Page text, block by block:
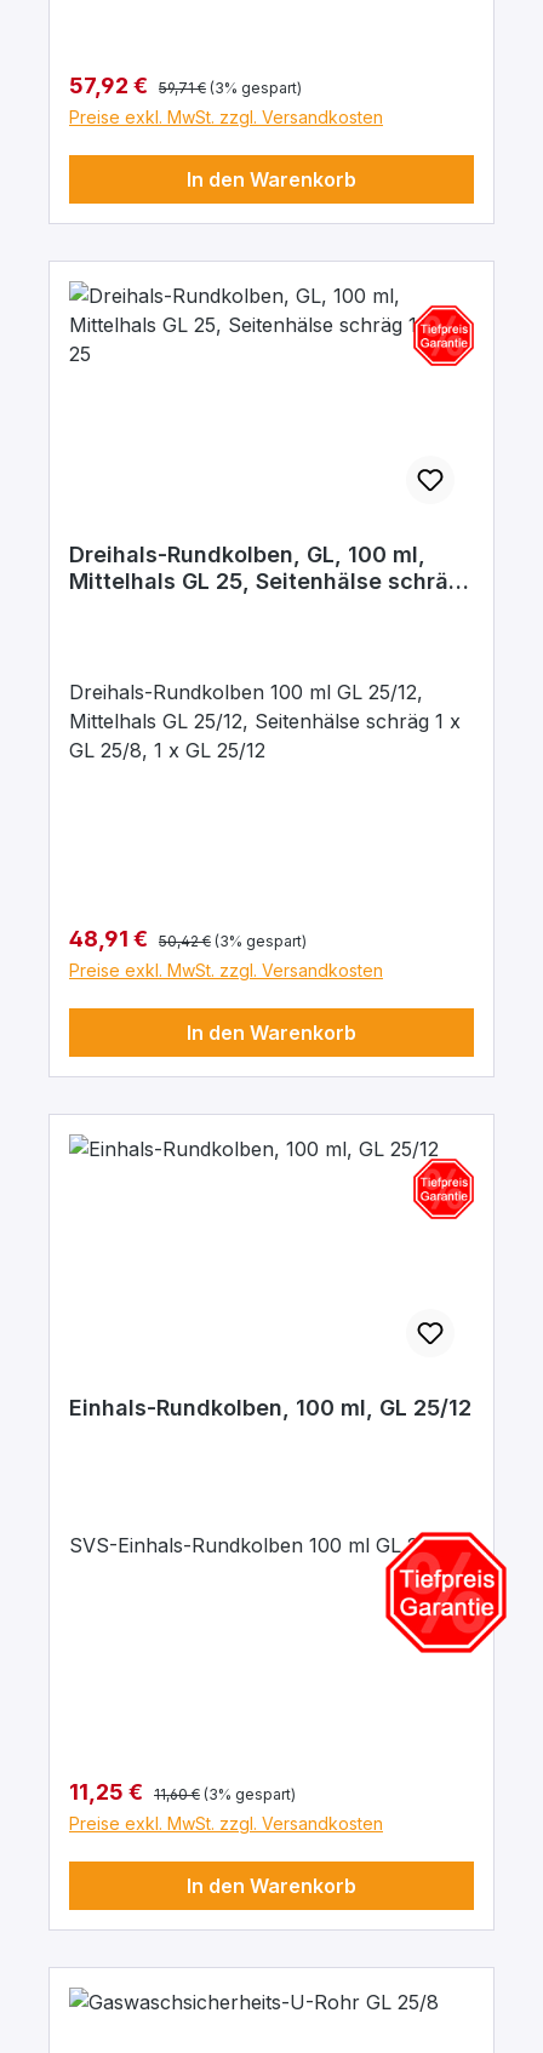
Verkaufspreis:
57,92 € Regulärer Preis:
59,71 € (3% gespart)
Preise exkl. MwSt. zzgl. Versandkosten
In den Warenkorb
Dreihals-Rundkolben, GL, 100 ml,
Mittelhals GL 25, Seitenhälse schräg
Dreihals-Rundkolben 100 ml GL 25/12,
Mittelhals GL 25/12, Seitenhälse schräg 1 x
GL 25/8, 1 x GL 25/12
Verkaufspreis:
48,91 € Regulärer Preis:
50,42 € (3% gespart)
Preise exkl. MwSt. zzgl. Versandkosten
In den Warenkorb
Einhals-Rundkolben, 100 ml, GL 25/12
SVS-Einhals-Rundkolben 100 ml GL 25/12
Verkaufspreis:
11,25 € Regulärer Preis:
11,60 € (3% gespart)
Preise exkl. MwSt. zzgl. Versandkosten
In den Warenkorb